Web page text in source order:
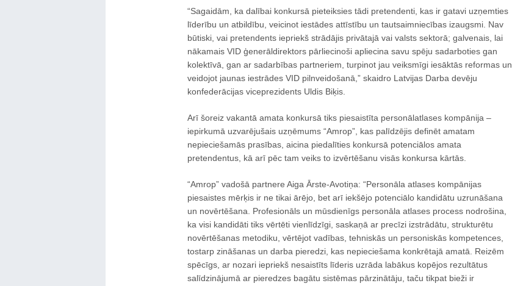
“Sagaidām, ka dalībai konkursā pieteiksies tādi pretendenti, kas ir gatavi uzņemties
līderību un atbildību, veicinot iestādes attīstību un tautsaimniecības izaugsmi. Nav
būtiski, vai pretendents iepriekš strādājis privātajā vai valsts sektorā; galvenais, lai
nākamais VID ģenerāldirektors pārliecinoši apliecina savu spēju sadarboties gan
kolektīvā, gan ar sadarbības partneriem, turpinot jau veiksmīgi iesāktās reformas un
veidojot jaunas iestrādes VID pilnveidošanā,” skaidro Latvijas Darba devēju
konfederācijas viceprezidents Uldis Biķis.
Arī šoreiz vakantā amata konkursā tiks piesaistīta personālatlases kompānija –
iepirkumā uzvarējušais uzņēmums “Amrop”, kas palīdzējis definēt amatam
nepieciešamās prasības, aicina piedalīties konkursā potenciālos amata
pretendentus, kā arī pēc tam veiks to izvērtēšanu visās konkursa kārtās.
“Amrop” vadošā partnere Aiga Ārste-Avotiņa: “Personāla atlases kompānijas
piesaistes mērķis ir ne tikai ārējo, bet arī iekšējo potenciālo kandidātu uzrunāšana
un novērtēšana. Profesionāls un mūsdienīgs personāla atlases process nodrošina,
ka visi kandidāti tiks vērtēti vienlīdzīgi, saskaņā ar precīzi izstrādātu, strukturētu
novērtēšanas metodiku, vērtējot vadības, tehniskās un personiskās kompetences,
tostarp zināšanas un darba pieredzi, kas nepieciešama konkrētajā amatā. Reizēm
spēcīgs, ar nozari iepriekš nesaistīts līderis uzrāda labākus kopējos rezultātus
salīdzinājumā ar pieredzes bagātu sistēmas pārzinātāju, taču tikpat bieži ir